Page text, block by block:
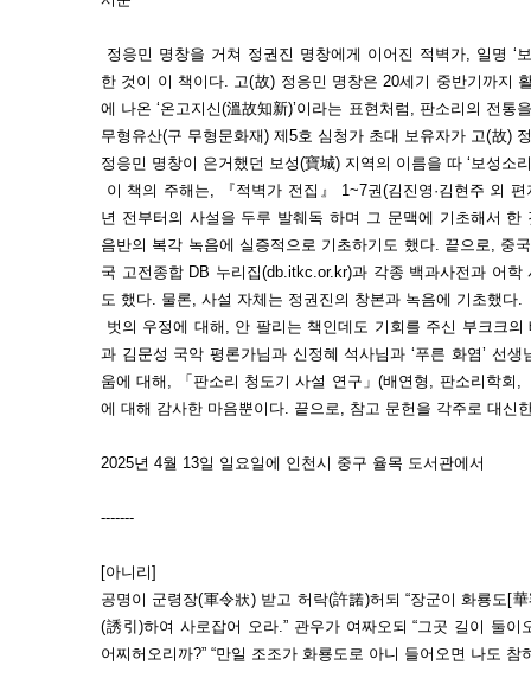
정응민 명창을 거쳐 정권진 명창에게 이어진 적벽가, 일명 ‘
한 것이 이 책이다. 고(故) 정응민 명창은 20세기 중반기까지
에 나온 ‘온고지신(溫故知新)’이라는 표현처럼, 판소리의 전
무형유산(구 무형문화재) 제5호 심청가 초대 보유자가 고(故)
정응민 명창이 은거했던 보성(寶城) 지역의 이름을 따 ‘보성소
이 책의 주해는, 『적벽가 전집』 1~7권(김진영·김현주 외
년 전부터의 사설을 두루 발췌독 하며 그 문맥에 기초해서
음반의 복각 녹음에 실증적으로 기초하기도 했다. 끝으로, 중
국 고전종합 DB 누리집(db.itkc.or.kr)과 각종 백과사전과 어
도 했다. 물론, 사설 자체는 정권진의 창본과 녹음에 기초했다.
벗의 우정에 대해, 안 팔리는 책인데도 기회를 주신 부크크
과 김문성 국악 평론가님과 신정혜 석사님과 ‘푸른 화염’ 선
움에 대해, 「판소리 청도기 사설 연구」(배연형, 판소리학회,
에 대해 감사한 마음뿐이다. 끝으로, 참고 문헌을 각주로 대신
2025년 4월 13일 일요일에 인천시 중구 율목 도서관에서
-------
[아니리]
공명이 군령장(軍令狀) 받고 허락(許諾)허되 “장군이 화룡도[
(誘引)하여 사로잡어 오라.” 관우가 여짜오되 “그곳 길이 둘
어찌허오리까?” “만일 조조가 화룡도로 아니 들어오면 나도 참